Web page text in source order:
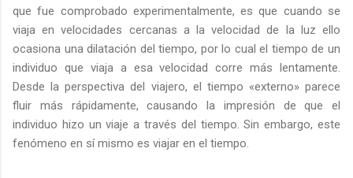
que fue comprobado experimentalmente, es que cuando se
viaja en velocidades cercanas a la velocidad de la luz ello
ocasiona una dilatación del tiempo, por lo cual el tiempo de un
individuo que viaja a esa velocidad corre más lentamente.
Desde la perspectiva del viajero, el tiempo «externo» parece
fluir más rápidamente, causando la impresión de que el
individuo hizo un viaje a través del tiempo. Sin embargo, este
fenómeno en sí mismo es viajar en el tiempo.